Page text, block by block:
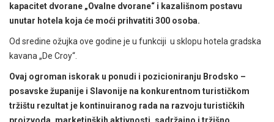
kapacitet dvorane „Ovalne dvorane“ i kazališnom postavu
unutar hotela koja će moći prihvatiti 300 osoba.
Od sredine ožujka ove godine je u funkciji u sklopu hotela gradska
kavana „De Croy“.
Ovaj ogroman iskorak u ponudi i pozicioniranju Brodsko –
posavske županije i Slavonije na konkurentnom turističkom
tržištu rezultat je kontinuiranog rada na razvoju turističkih
proizvoda, marketinških aktivnosti, sadržajno i tržišno,